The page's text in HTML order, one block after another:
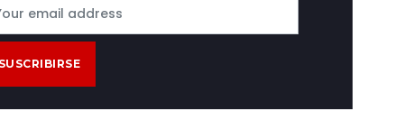
SUSCRIBIRSE